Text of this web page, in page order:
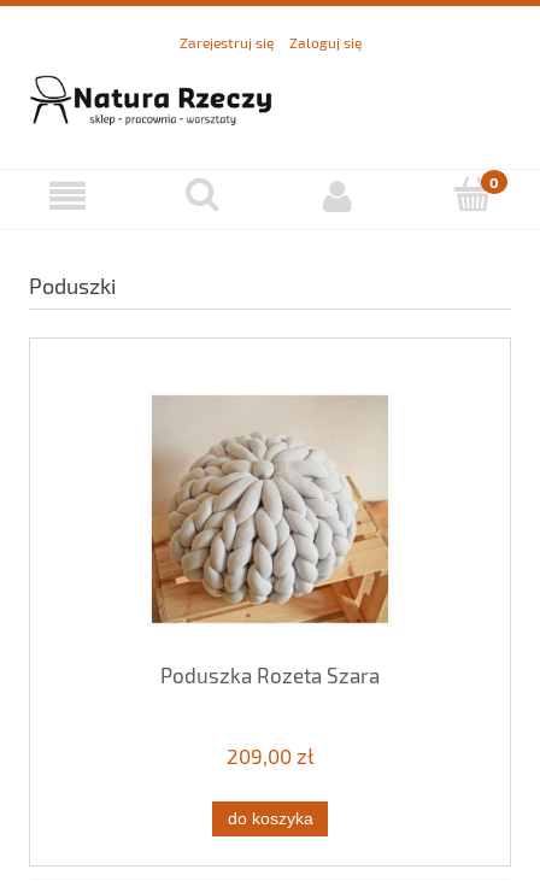
Zarejestruj się Zaloguj się
Poduszki
Poduszka Rozeta Szara
209,00 zł
do koszyka